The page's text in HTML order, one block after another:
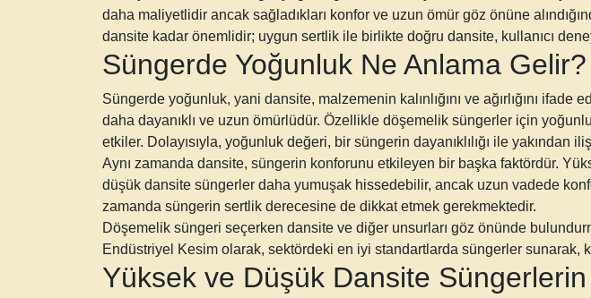
daha maliyetlidir ancak sağladıkları konfor ve uzun ömür göz önüne
dansite kadar önemlidir; uygun sertlik ile birlikte doğru dansite, kullanıcı
Süngerde Yoğunluk Ne Anlama Gelir?
Süngerde yoğunluk, yani dansite, malzemenin kalınlığını ve ağırlığını
daha dayanıklı ve uzun ömürlüdür. Özellikle döşemelik süngerler için
etkiler. Dolayısıyla, yoğunluk değeri, bir süngerin dayanıklılığı ile yakından
Aynı zamanda dansite, süngerin konforunu etkileyen bir başka faktördür.
düşük dansite süngerler daha yumuşak hissedebilir, ancak uzun vadede
zamanda süngerin sertlik derecesine de dikkat etmek gerekmektedir.
Döşemelik süngeri seçerken dansite ve diğer unsurları göz önünde
Endüstriyel Kesim olarak, sektördeki en iyi standartlarda süngerler sunarak,
Yüksek ve Düşük Dansite Süngerlerin